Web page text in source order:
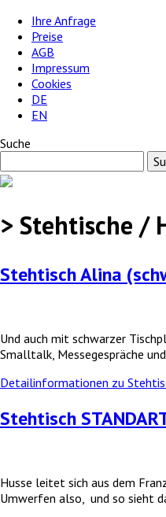
Ihre Anfrage
Preise
AGB
Impressum
Cookies
DE
EN
Suche
> Stehtische /
Stehtisch Alina
Und auch mit schwarzer
Smalltalk, Messegespräche
Detailinformationen zu
Stehtisch
Husse leitet sich aus dem
Umwerfen also, und so sieht